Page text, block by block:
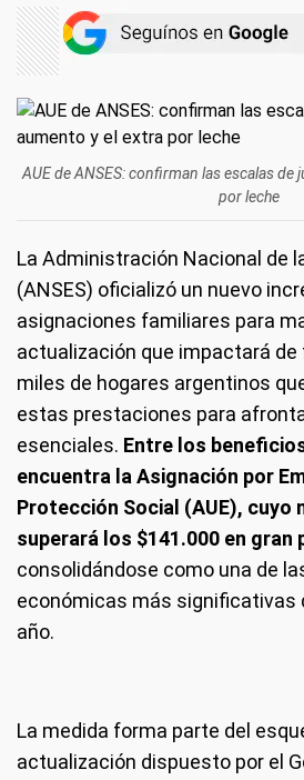
AUE de ANSES: confirman las escalas de
por leche
La Administración Nacional de
(ANSES) oficializó un nuevo
asignaciones familiares para
actualización que impactará
miles de hogares argentinos
estas prestaciones para
esenciales. Entre los
encuentra la Asignación por
Protección Social (AUE), cuyo
superará los $141.000 en gran
consolidándose como una de
económicas más significativas
año.
La medida forma parte del
actualización dispuesto por el